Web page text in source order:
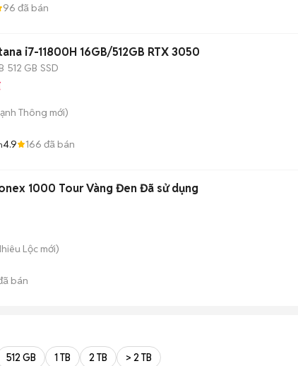
96 đã bán
i7-11800H 16GB/512GB RTX 3050
512 GB SSD
Thông mới)
4.9 166 đã bán
1000 Tour Vàng Đen Đã sử dụng
Lộc mới)
bán
512 GB 1 TB 2 TB > 2 TB